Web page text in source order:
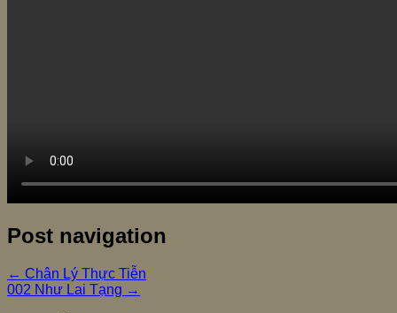
Post navigation
← Chân Lý Thực Tiễn
002 Như Lai Tạng →